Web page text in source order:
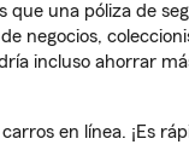
que una póliza de
negocios,
incluso ahorrar
en línea. ¡Es